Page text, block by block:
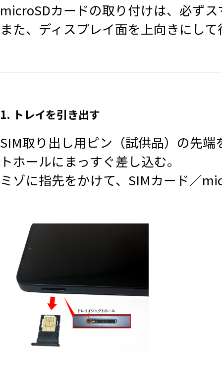
microSDカードの取り付けは、必ず
また、ディスプレイ面を上向きにし
1. トレイを引き出す
SIM取り出し用ピン（試供品）の先
トホールにまっすぐ差し込む。
ミゾに指先をかけて、SIMカード／